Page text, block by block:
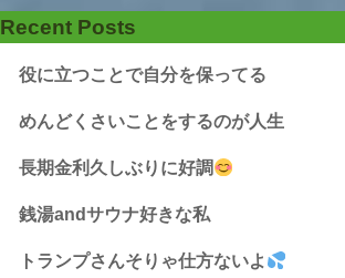
Recent Posts
役に立つことで自分を保ってる
めんどくさいことをするのが人生
長期金利久しぶりに好調
銭湯andサウナ好きな私
トランプさんそりゃ仕方ないよ